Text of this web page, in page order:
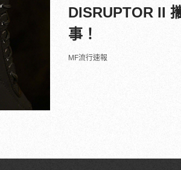
DISRUPTOR II
事！
MF流行速報